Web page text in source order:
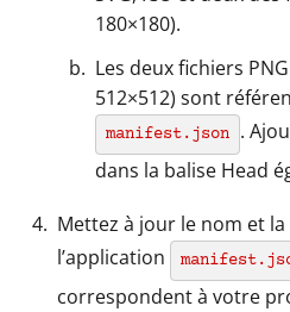
180×180).
Les deux fichiers
512×512) sont
manifest.json
.
dans la balise Head
Mettez à jour le nom et
l’application
correspondent à votre